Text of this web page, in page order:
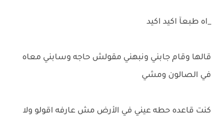
_اه طبعآ اكيد اكيد
قالها وقام جابني ونبهني مقولش حاجه وسابني معاه
في الصالون ومشي
كنت قاعده حطه عيني في الأرض مش عارفه اقولو ولا